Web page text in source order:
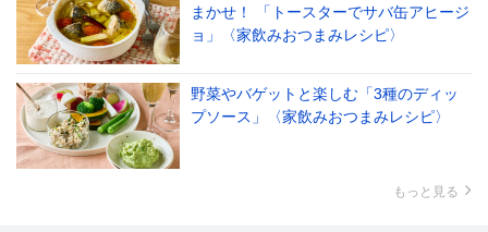
まかせ！ 「トースターでサバ缶アヒージ
ョ」〈家飲みおつまみレシピ〉
野菜やバゲットと楽しむ「3種のディッ
プソース」〈家飲みおつまみレシピ〉
もっと見る